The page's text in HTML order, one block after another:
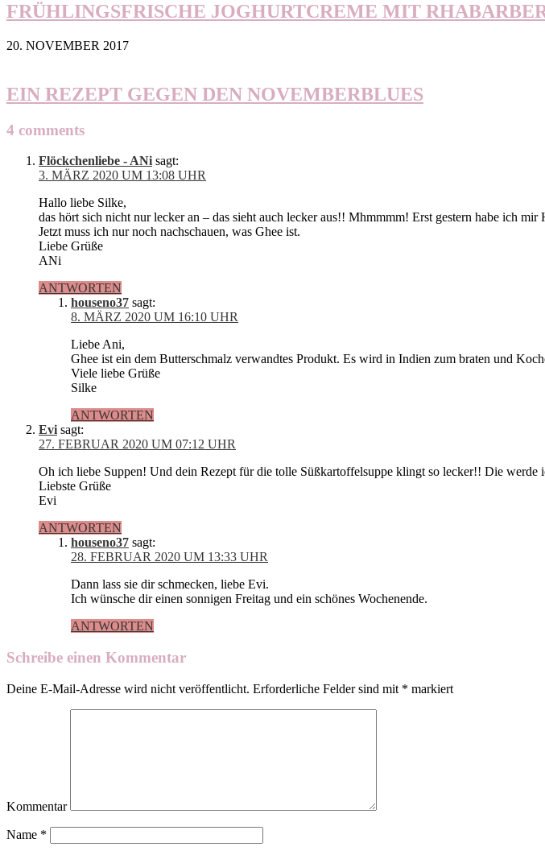
FRÜHLINGSFRISCHE JOGHURTCREME MIT
20. NOVEMBER 2017
EIN REZEPT GEGEN DEN NOVEMBERBLUES
4 comments
Flöckchenliebe - ANi sagt:
3. MÄRZ 2020 UM 13:08 UHR
Hallo liebe Silke,
das hört sich nicht nur lecker an – das sieht auch lecker aus!! Mhmmmm! Erst gestern habe ich
Jetzt muss ich nur noch nachschauen, was Ghee ist.
Liebe Grüße
ANi
ANTWORTEN
houseno37 sagt:
8. MÄRZ 2020 UM 16:10 UHR
Liebe Ani,
Ghee ist ein dem Butterschmalz verwandtes Produkt. Es wird in Indien zum braten und
Viele liebe Grüße
Silke
ANTWORTEN
Evi sagt:
27. FEBRUAR 2020 UM 07:12 UHR
Oh ich liebe Suppen! Und dein Rezept für die tolle Süßkartoffelsuppe klingt so lecker!! Die
Liebste Grüße
Evi
ANTWORTEN
houseno37 sagt:
28. FEBRUAR 2020 UM 13:33 UHR
Dann lass sie dir schmecken, liebe Evi.
Ich wünsche dir einen sonnigen Freitag und ein schönes Wochenende.
ANTWORTEN
Schreibe einen Kommentar
Deine E-Mail-Adresse wird nicht veröffentlicht. Erforderliche Felder sind mit * markiert
Kommentar
Name *